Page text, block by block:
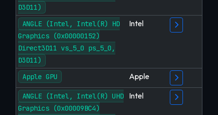
D3D11)
ANGLE (Intel, Intel(R) HD
Graphics (0x00000152)
Direct3D11 vs_5_0 ps_5_0,
D3D11)
Intel
Apple GPU Apple
ANGLE (Intel, Intel(R) UHD
Graphics (0x00009BC4)
Intel